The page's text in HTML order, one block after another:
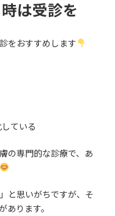
は受診を
をおすすめします
ている
の専門的な診療で、あ
と思いがちですが、そ
あります。